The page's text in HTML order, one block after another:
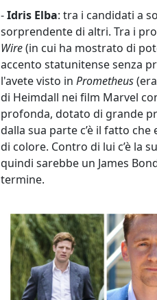
-Idris Elba: tra i candidati a
sorprendente di altri. Tra i
Wire(in cui ha mostrato di
accento statunitense senza
l'avete visto in Prometheus
di Heimdall nei film Marvel
profonda, dotato di grande
dalla sua parte c’è il fatto
di colore. Contro di lui c’è la
quindi sarebbe un James
termine.